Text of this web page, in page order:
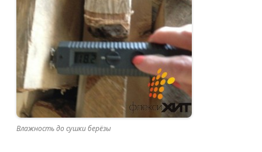
Влажность до сушки берёзы